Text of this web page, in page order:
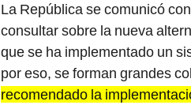
La República se comunicó
consultar sobre la nueva
que se ha implementado un
por eso, se forman grandes
recomendado la